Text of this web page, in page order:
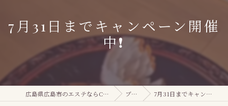
7月31日までキャンペーン開催
中❗
広島県広島市のエステならCalmファルコン ブログ 7月31日までキャンペーン開催中❗